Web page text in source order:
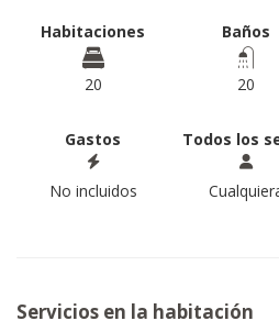
Habitaciones
20
Baños
20
Gastos
No incluidos
Todos los
Servicios en la habitación